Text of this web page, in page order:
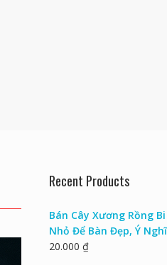
Recent Products
Bán Cây Xương Rồng
Nhỏ Để Bàn Đẹp, Ý
20.000 ₫